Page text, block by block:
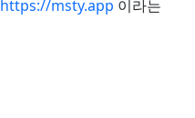
https://msty.app 이라는